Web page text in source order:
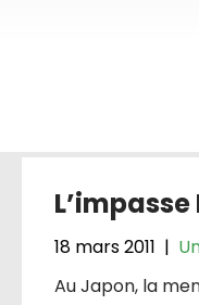
18 mars 2011 |
Au Japon, la